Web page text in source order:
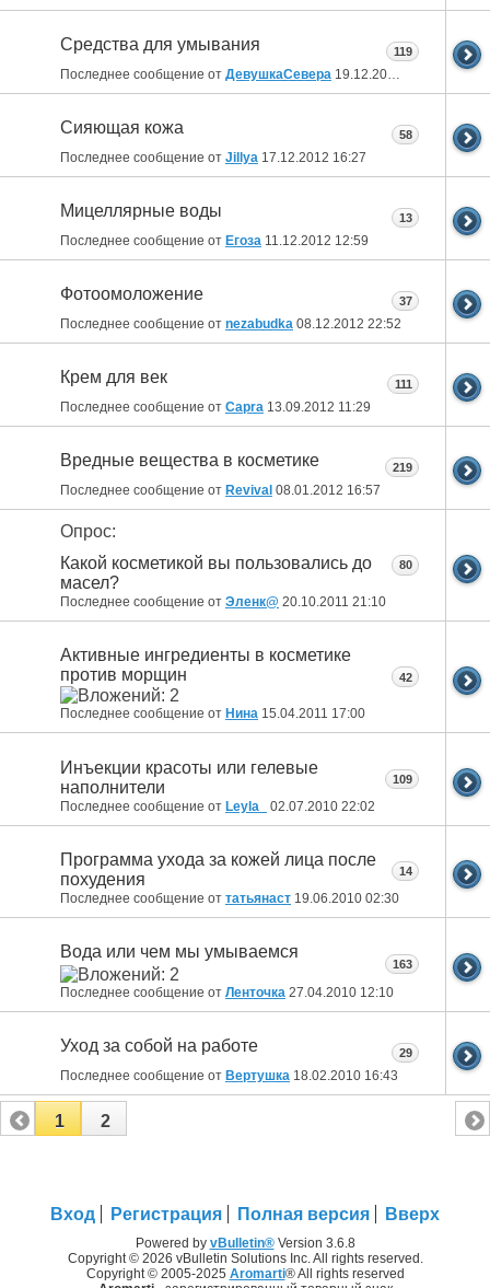
Средства для умывания
Последнее сообщение от ДевушкаСевера 19.12.2012
119
Сияющая кожа
Последнее сообщение от Jillya 17.12.2012 16:27
58
Мицеллярные воды
Последнее сообщение от Егоза 11.12.2012 12:59
13
Фотоомоложение
Последнее сообщение от nezabudka 08.12.2012 22:52
37
Крем для век
Последнее сообщение от Capra 13.09.2012 11:29
111
Вредные вещества в косметике
Последнее сообщение от Revival 08.01.2012 16:57
219
Опрос:
Какой косметикой вы пользовались до
масел?
Последнее сообщение от Эленк@ 20.10.2011 21:10
80
Активные ингредиенты в косметике
против морщин
Последнее сообщение от Нина 15.04.2011 17:00
42
Инъекции красоты или гелевые
наполнители
Последнее сообщение от Leyla_ 02.07.2010 22:02
109
Программа ухода за кожей лица после
похудения
Последнее сообщение от татьянаст 19.06.2010 02:30
14
Вода или чем мы умываемся
Последнее сообщение от Ленточка 27.04.2010 12:10
163
Уход за собой на работе
Последнее сообщение от Вертушка 18.02.2010 16:43
29
1 2
Вход Регистрация Полная версия Вверх
Powered by vBulletin®Version 3.6.8
Copyright © 2026 vBulletin Solutions Inc. All rights reserved.
Copyright © 2005-2025 Aromarti® All rights reserved